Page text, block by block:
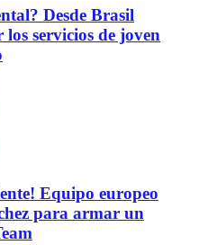
Desde Brasil
servicios de joven
Equipo europeo
para armar un